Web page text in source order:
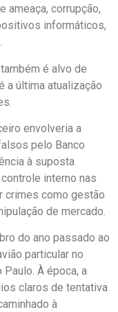
ameaça, corrupção,
informáticos,
é alvo de
a última atualização
envolveria a
pelo Banco
à suposta
interno nas
crimes como gestão
de mercado.
do ano passado ao
particular no
Paulo. À época, a
claros de tentativa
à